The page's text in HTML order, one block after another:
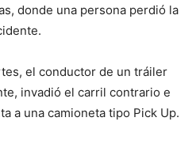
donde una persona perdió la
el conductor de un tráiler
invadió el carril contrario e
a una camioneta tipo Pick Up.